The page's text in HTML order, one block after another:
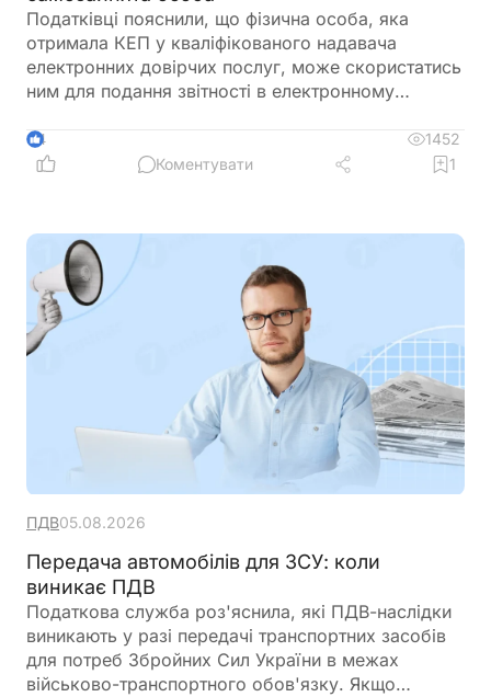
Податківці пояснили, що фізична особа, яка
отримала КЕП у кваліфікованого надавача
електронних довірчих послуг, може скористатись
ним для подання звітності в електронному
4
1452
Коментувати
1
ПДВ05.08.2026
Передача автомобілів для ЗСУ: коли
виникає ПДВ
Податкова служба роз'яснила, які ПДВ-наслідки
виникають у разі передачі транспортних засобів
для потреб Збройних Сил України в межах
військово-транспортного обов'язку. Якщо